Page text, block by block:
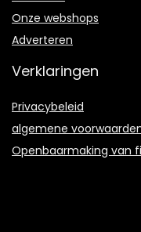
Onze webshops
Adverteren
Verklaringen
Privacybeleid
algemene
Openbaarmaking van